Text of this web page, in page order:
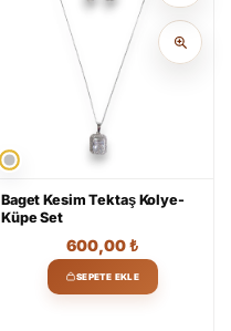
Baget Kesim Tektaş Kolye-
Küpe Set
600,00₺
SEPETE EKLE